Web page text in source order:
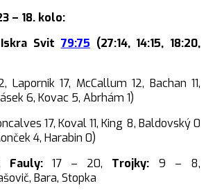
– 18. kolo:
Svit 79:75 (27:14, 14:15, 18:20,
Lapornik 17, McCallum 12, Bachan 11,
6, Kovac 5, Abrhám 1)
17, Koval 11, King 8, Baldovský 0
4, Harabin 0)
Fauly:17 – 20, Trojky: 9 – 8,
Bara, Stopka